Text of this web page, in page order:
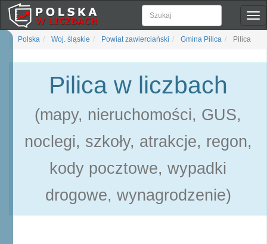
Polska Woj. śląskie Powiat zawierciański Gmina Pilica Pilica
Pilica w liczbach
(mapy, nieruchomości, GUS,
noclegi, szkoły, atrakcje, regon,
kody pocztowe, wypadki
drogowe, wynagrodzenie)